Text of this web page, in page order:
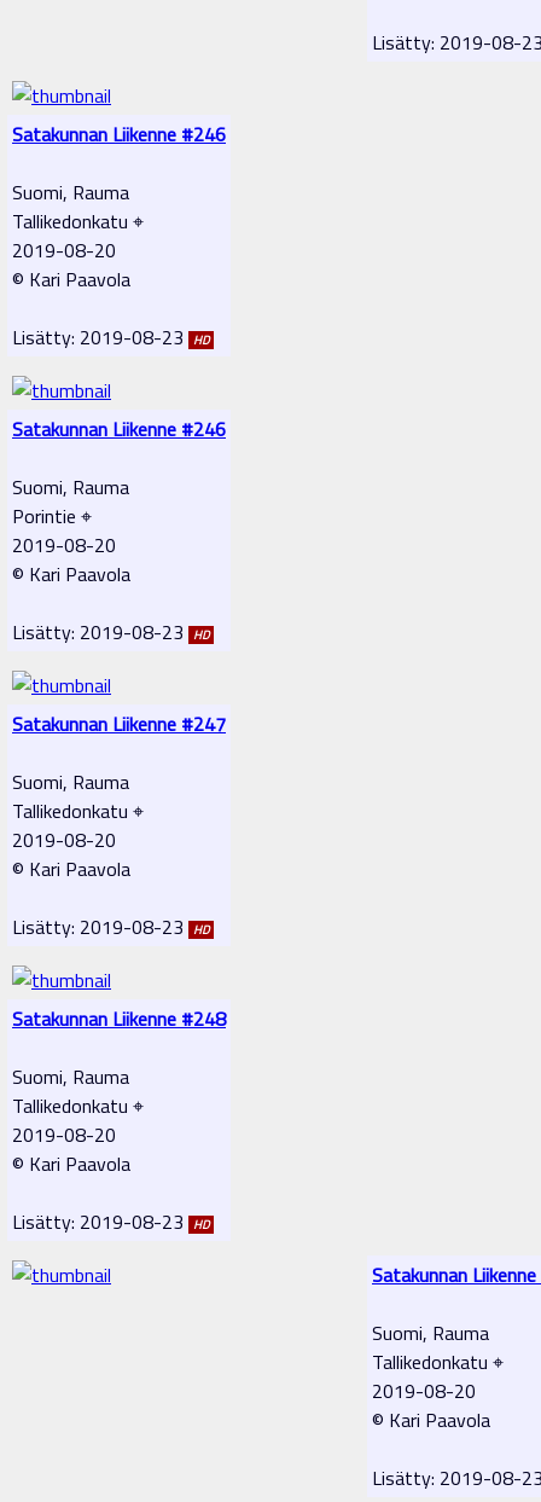
Lisätty: 2019-08-
Satakunnan Liikenne #246
Suomi, Rauma
Tallikedonkatu ⌖
2019-08-20
© Kari Paavola
Lisätty: 2019-08-23 HD
Satakunnan Liikenne #246
Suomi, Rauma
Porintie ⌖
2019-08-20
© Kari Paavola
Lisätty: 2019-08-23 HD
Satakunnan Liikenne #247
Suomi, Rauma
Tallikedonkatu ⌖
2019-08-20
© Kari Paavola
Lisätty: 2019-08-23 HD
Satakunnan Liikenne #248
Suomi, Rauma
Tallikedonkatu ⌖
2019-08-20
© Kari Paavola
Lisätty: 2019-08-23 HD
Satakunnan
Suomi, Rauma
Tallikedonkatu ⌖
2019-08-20
© Kari Paavola
Lisätty: 2019-08-